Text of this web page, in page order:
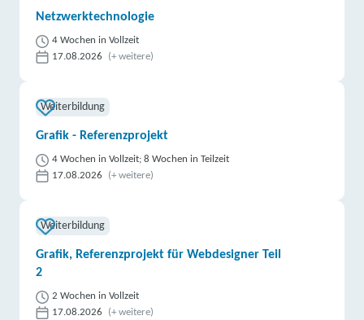
Netzwerktechnologie
4 Wochen in Vollzeit
17.08.2026
(+ weitere)
Weiterbildung
Grafik - Referenzprojekt
4 Wochen in Vollzeit; 8 Wochen in Teilzeit
17.08.2026
(+ weitere)
Weiterbildung
Grafik, Referenzprojekt für Webdesigner Teil
2
2 Wochen in Vollzeit
17.08.2026
(+ weitere)